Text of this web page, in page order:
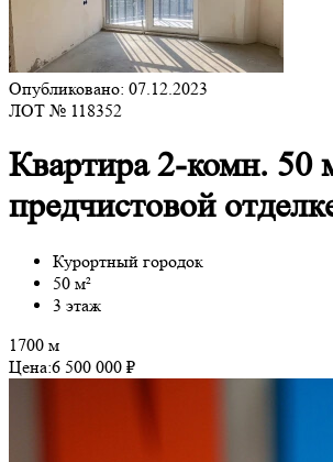
Опубликовано: 07.12.2023
ЛОТ № 118352
Квартира 2-комн. 50
предчистовой
Курортный городок
50 м²
3 этаж
1700 м
Цена:6 500 000 ₽